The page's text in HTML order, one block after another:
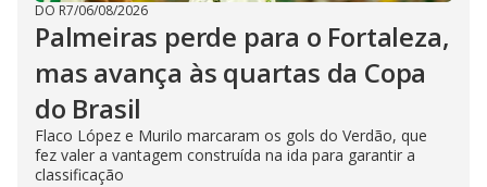
DO R7/06/08/2026
Palmeiras perde para o Fortaleza,
mas avança às quartas da Copa
do Brasil
Flaco López e Murilo marcaram os gols do Verdão, que
fez valer a vantagem construída na ida para garantir a
classificação